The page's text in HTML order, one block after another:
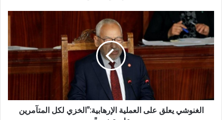
الغنوشي يعلق على العملية الإرهابية:”الخزي لكل المتآمرين